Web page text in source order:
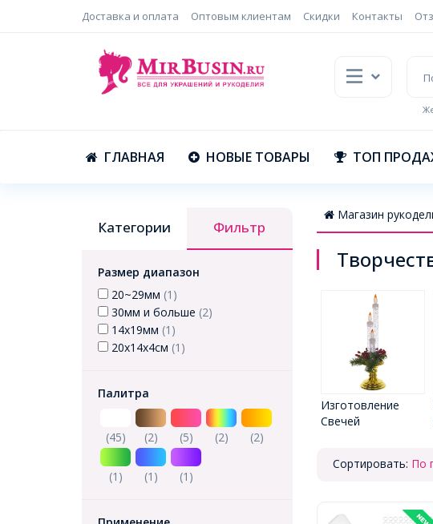
Доставка и оплата Оптовым клиентам Скидки Контакты
ГЛАВНАЯ НОВЫЕ ТОВАРЫ ТОП
Категории Фильтр
Размер диапазон
20~29мм (1)
30мм и больше (2)
14х19мм (1)
20x14x4см (1)
Палитра
(45) (2) (5) (2) (2)
(1) (1) (1)
Магазин
Изготовление
Свечей
Сортировать: По